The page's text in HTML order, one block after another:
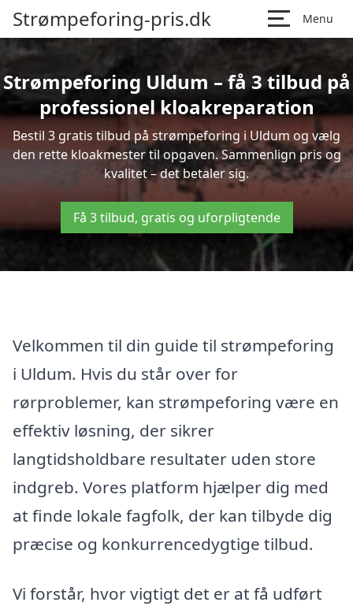
Strømpeforing-pris.dk Menu
Strømpeforing Uldum – få 3 tilbud på
professionel kloakreparation
Bestil 3 gratis tilbud på strømpeforing i Uldum og vælg
den rette kloakmester til opgaven. Sammenlign pris og
kvalitet – det betaler sig.
Få 3 tilbud, gratis og uforpligtende
Velkommen til din guide til strømpeforing
i Uldum. Hvis du står over for
rørproblemer, kan strømpeforing være en
effektiv løsning, der sikrer
langtidsholdbare resultater uden store
indgreb. Vores platform hjælper dig med
at finde lokale fagfolk, der kan tilbyde dig
præcise og konkurrencedygtige tilbud.
Vi forstår, hvor vigtigt det er at få udført